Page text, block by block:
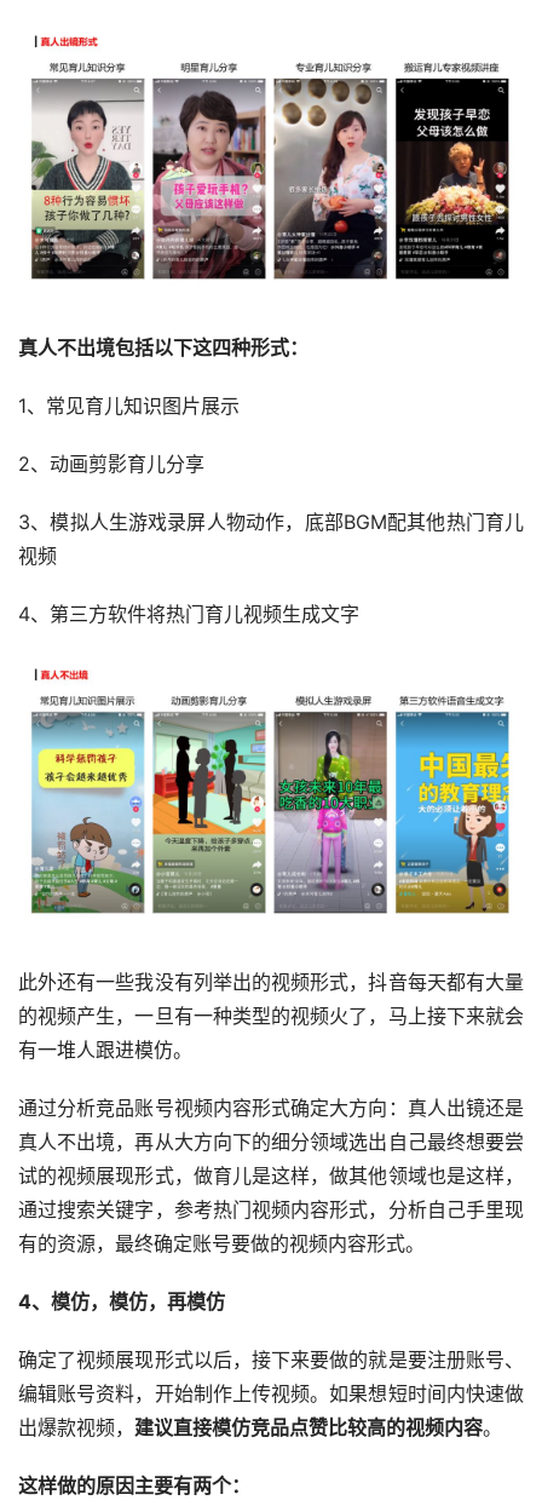
真人不出境包括以下这四种形式：
1、常见育儿知识图片展示
2、动画剪影育儿分享
3、模拟人生游戏录屏人物动作，底部BGM配其他热门育儿
视频
4、第三方软件将热门育儿视频生成文字
此外还有一些我没有列举出的视频形式，抖音每天都有大量
的视频产生，一旦有一种类型的视频火了，马上接下来就会
有一堆人跟进模仿。
通过分析竞品账号视频内容形式确定大方向：真人出镜还是
真人不出境，再从大方向下的细分领域选出自己最终想要尝
试的视频展现形式，做育儿是这样，做其他领域也是这样，
通过搜索关键字，参考热门视频内容形式，分析自己手里现
有的资源，最终确定账号要做的视频内容形式。
4、模仿，模仿，再模仿
确定了视频展现形式以后，接下来要做的就是要注册账号、
编辑账号资料，开始制作上传视频。如果想短时间内快速做
出爆款视频， 建议直接模仿竞品点赞比较高的视频内容。
这样做的原因主要有两个：